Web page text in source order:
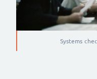
Systems